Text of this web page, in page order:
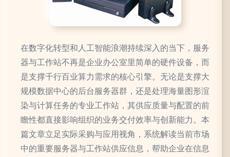
在数字化转型和人工智能浪潮持续深入的当下，服务
器与工作站不再是企业办公室里简单的硬件设备，而
是支撑千行百业算力需求的核心引擎。无论是支撑大
规模数据中心的后台服务器群，还是处理海量图形渲
染与计算任务的专业工作站，其供应质量与配置的前
瞻性都直接影响组织的业务交付效率与创新能力。本
篇文章立足实际采购与应用视角，系统解读当前市场
中的重要服务器与工作站供应信息，帮助企业在信息